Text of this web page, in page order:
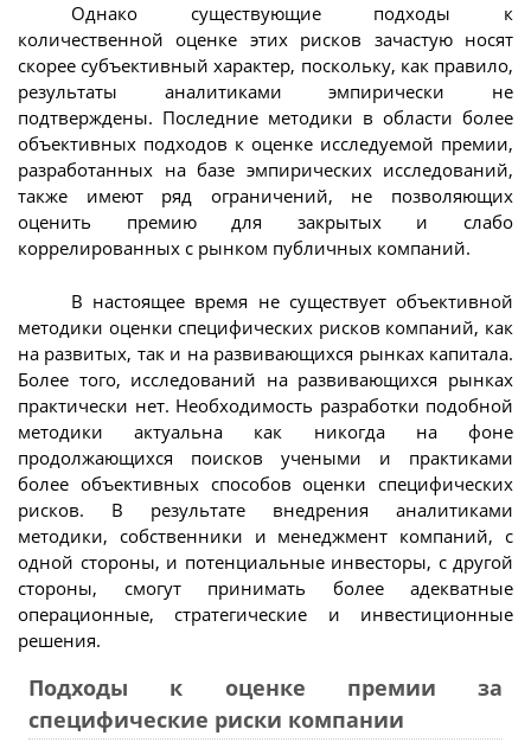
Однако существующие подходы к
количественной оценке этих рисков зачастую носят
скорее субъективный характер, поскольку, как правило,
результаты аналитиками эмпирически не
подтверждены. Последние методики в области более
объективных подходов к оценке исследуемой премии,
разработанных на базе эмпирических исследований,
также имеют ряд ограничений, не позволяющих
оценить премию для закрытых и слабо
коррелированных с рынком публичных компаний.
В настоящее время не существует объективной
методики оценки специфических рисков компаний, как
на развитых, так и на развивающихся рынках капитала.
Более того, исследований на развивающихся рынках
практически нет. Необходимость разработки подобной
методики актуальна как никогда на фоне
продолжающихся поисков учеными и практиками
более объективных способов оценки специфических
рисков. В результате внедрения аналитиками
методики, собственники и менеджмент компаний, с
одной стороны, и потенциальные инвесторы, с другой
стороны, смогут принимать более адекватные
операционные, стратегические и инвестиционные
решения.
Подходы к оценке премии за
специфические риски компании